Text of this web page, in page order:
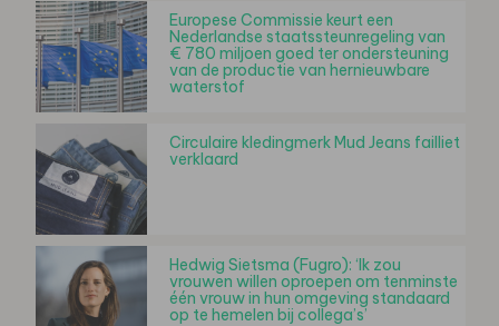
Europese Commissie keurt een
Nederlandse staatssteunregeling van
€ 780 miljoen goed ter ondersteuning
van de productie van hernieuwbare
waterstof
Circulaire kledingmerk Mud Jeans failliet
verklaard
Hedwig Sietsma (Fugro): ‘Ik zou
vrouwen willen oproepen om tenminste
één vrouw in hun omgeving standaard
op te hemelen bij collega’s’